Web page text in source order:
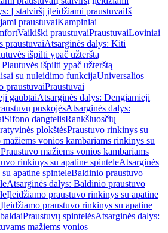
Į stalviršį įleidžiami praustuvaiIš
praustuvaiKampiniai
Vaikiški praustuvaiPraustuvaiLoviniai
praustuvaiAtsarginės dalys: Kiti
išpilti ypač užterštą
išpilti ypač užterštą
su nuleidimo funkcijaUniversalios
praustuvaiPraustuvai
gaubtaiAtsarginės dalys: Dengiamieji
puskojėsAtsarginės dalys:
Sifono dangtelisRankšluosčių
plokštėsPraustuvo rinkinys su
mažiems vonios kambariams rinkinys su
mažiems vonios kambariams
rinkinys su apatine spinteleAtsarginės
apatine spinteleBaldinio praustuvo
Atsarginės dalys: Baldinio praustuvo
Įleidžiamo praustuvo rinkinys su apatine
praustuvo rinkinys su apatine
Praustuvų spintelėsAtsarginės dalys:
mažiems vonios